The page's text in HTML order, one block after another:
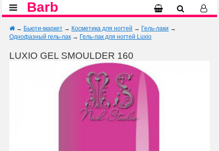
Barb
→ Бьюти-маркет → Косметика для ногтей → Гель-лаки →
Однофазный гель-лак → Гель-лак для ногтей Luxio
LUXIO GEL SMOULDER 160